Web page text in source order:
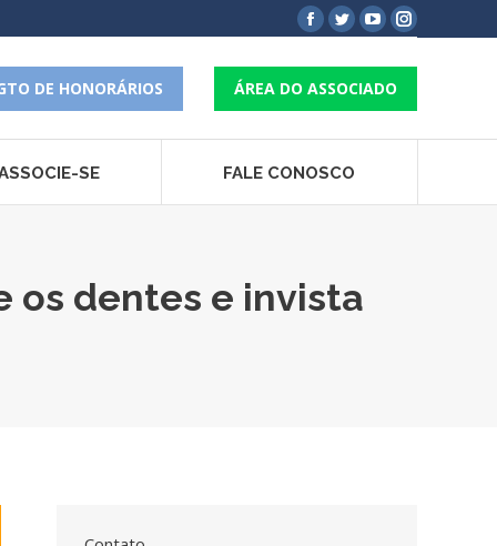
Facebook
opens
in
new
window
Twitter
opens
in
new
window
YouTube
opens
in
new
Instagram
in
new
DE HONORÁRIOS ÁREA DO ASSOCIADO
SE FALE CONOSCO
os dentes e invista